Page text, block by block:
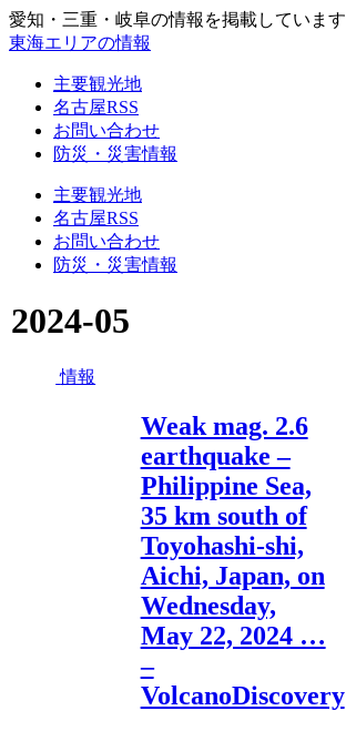
愛知・三重・岐阜の情報を掲載しています
東海エリアの情報
主要観光地
名古屋RSS
お問い合わせ
防災・災害情報
主要観光地
名古屋RSS
お問い合わせ
防災・災害情報
2024-05
情報
Weak mag. 2.6
earthquake –
Philippine Sea,
35 km south of
Toyohashi-shi,
Aichi, Japan, on
Wednesday,
May 22, 2024 …
–
VolcanoDiscovery